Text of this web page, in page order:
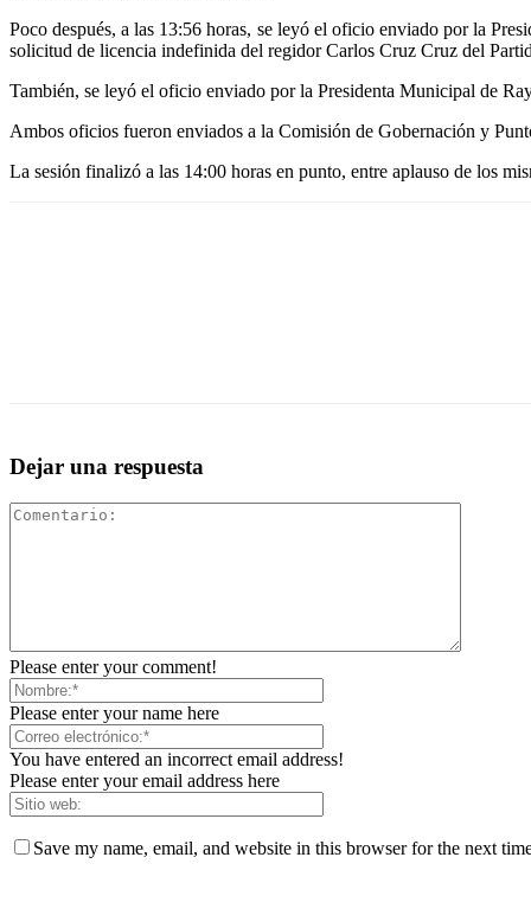
Poco después, a las 13:56 horas, se leyó el oficio enviado por la
solicitud de licencia indefinida del regidor Carlos Cruz Cruz del
También, se leyó el oficio enviado por la Presidenta Municipal de
Ambos oficios fueron enviados a la Comisión de Gobernación y
La sesión finalizó a las 14:00 horas en punto, entre aplauso de los
Dejar una respuesta
Please enter your comment!
Please enter your name here
You have entered an incorrect email address!
Please enter your email address here
Save my name, email, and website in this browser for the next